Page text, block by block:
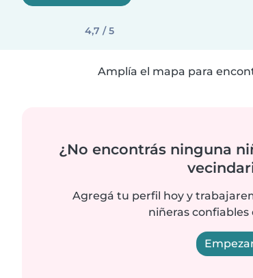
4,7 / 5
Amplía el mapa para
¿No encontrás ninguna
Agregá tu perfil hoy y
niñeras confiables